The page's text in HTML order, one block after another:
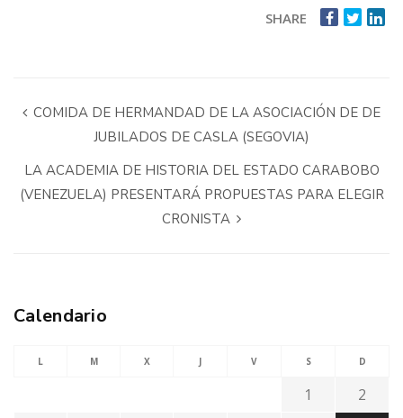
SHARE
COMIDA DE HERMANDAD DE LA ASOCIACIÓN DE DE
JUBILADOS DE CASLA (SEGOVIA)
LA ACADEMIA DE HISTORIA DEL ESTADO CARABOBO
(VENEZUELA) PRESENTARÁ PROPUESTAS PARA ELEGIR
CRONISTA
Calendario
L M X J V S D
1
2